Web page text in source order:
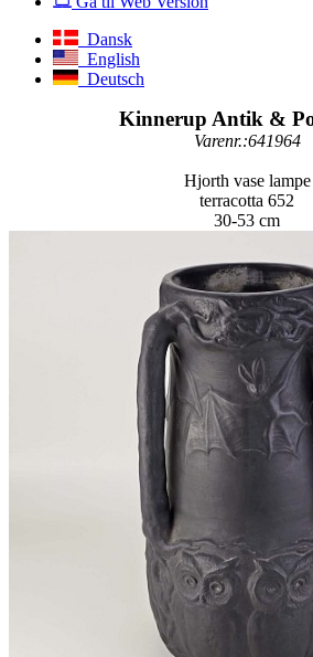
Dansk
English
Deutsch
Kinnerup Antik &
Varenr.:641964
Hjorth vase lampe
terracotta 652
30-53 cm